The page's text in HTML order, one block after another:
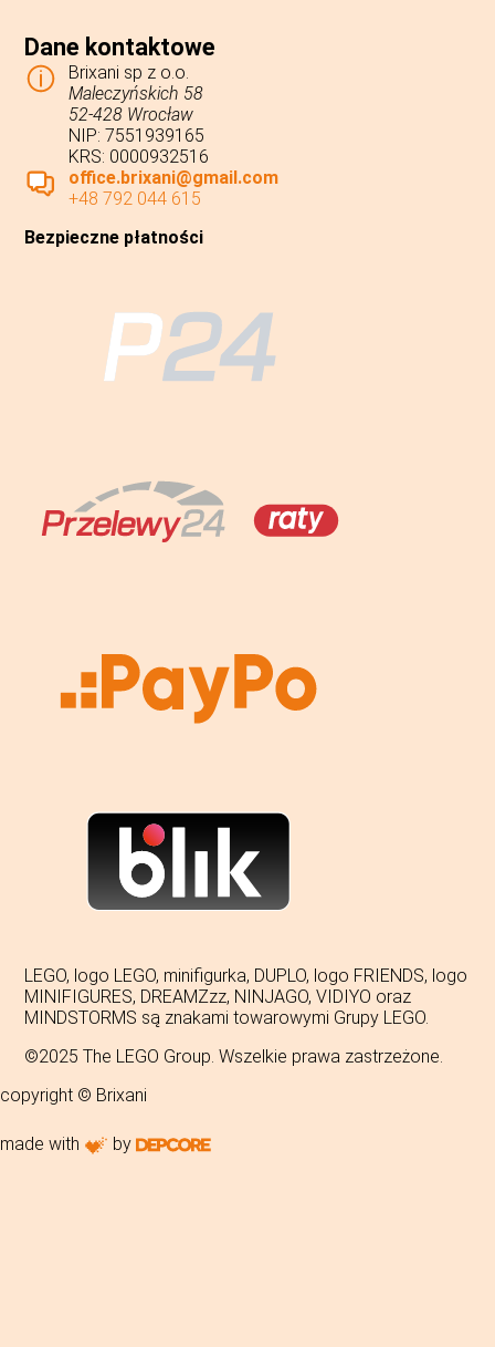
Dane kontaktowe
Brixani sp z o.o.
Maleczyńskich 58
52-428 Wrocław
NIP: 7551939165
KRS: 0000932516
office.brixani@gmail.com
+48 792 044 615
Bezpieczne płatności
LEGO, logo LEGO, minifigurka, DUPLO, logo FRIENDS, logo
MINIFIGURES, DREAMZzz, NINJAGO, VIDIYO oraz
MINDSTORMS są znakami towarowymi Grupy LEGO.
©2025 The LEGO Group. Wszelkie prawa zastrzeżone.
copyright © Brixani
made with by